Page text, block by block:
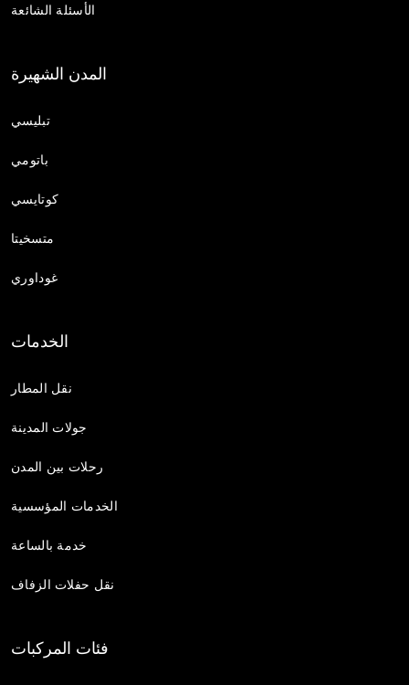
الأسئلة الشائعة
المدن الشهيرة
تبليسي
باتومي
كوتايسي
متسخيتا
غوداوري
الخدمات
نقل المطار
جولات المدينة
رحلات بين المدن
الخدمات المؤسسية
خدمة بالساعة
نقل حفلات الزفاف
فئات المركبات